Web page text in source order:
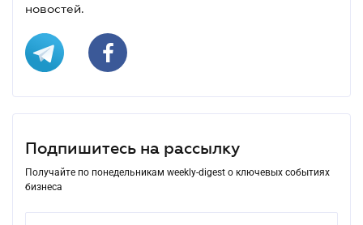
новостей.
Подпишитесь на рассылку
Получайте по понедельникам weekly-digest о ключевых событиях
бизнеса